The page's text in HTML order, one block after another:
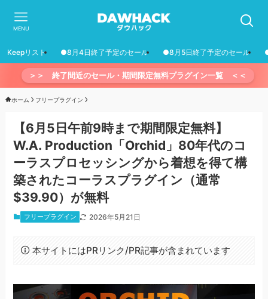
MENU
Keepリスト ●8月4日終了予定のセール ●8月5日終了予定のセール
＞＞ 終了間近のセール・期間限定無料プラグイン一覧 ＜＜
ホーム フリープラグイン
【6月5日午前9時まで期間限定無料】
W.A. Production「Orchid」80年代のコ
ーラスプロセッシングから着想を得て構
築されたコーラスプラグイン（通常
$39.90）が無料
フリープラグイン 2026年5月21日
本サイトにはPRリンク/PR記事が含まれています